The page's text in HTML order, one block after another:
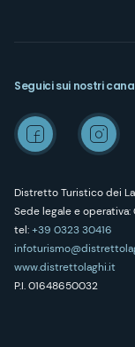
Distretto Turistico dei
Sede legale e
tel:+39 0323 30416
www.distrettolaghi.it
P.I. 01648650032
Seguici sui nostri